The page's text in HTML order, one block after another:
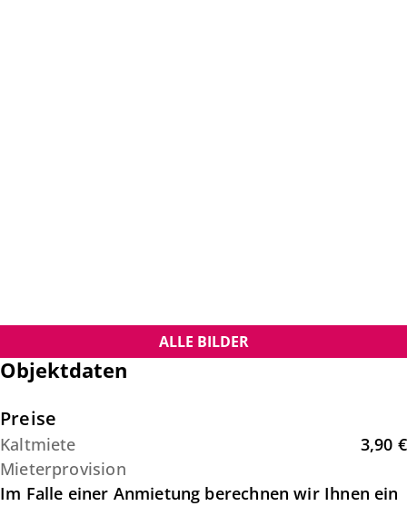
ALLE BILDER
Objektdaten
Preise
Kaltmiete
3,90 €
Mieterprovision
Im Falle einer Anmietung berechnen wir Ihnen ein